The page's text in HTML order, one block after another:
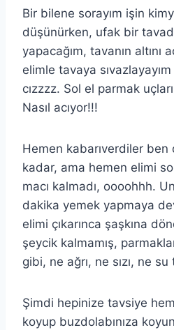
Bir bilene sorayım işin
düşünürken, ufak bir
yapacağım, tavanın altını
elimle tavaya
cızzzz. Sol el parmak
Nasıl acıyor!!!
Hemen kabarıverdiler ben
kadar, ama hemen elimi
macı kalmadı, oooohhh.
dakika yemek yapmaya
elimi çıkarınca şaşkına
şeycik kalmamış,
gibi, ne ağrı, ne sızı, ne
Şimdi hepinize tavsiye
koyup buzdolabınıza